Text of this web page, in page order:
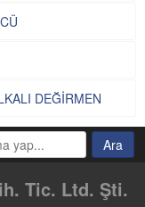
DEĞİRMEN
Tic. Ltd. Şti.